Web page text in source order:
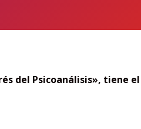
del Psicoanálisis», tiene el